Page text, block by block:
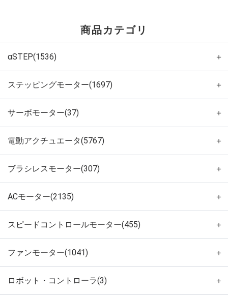
商品カテゴリ
αSTEP(1536) ＋
ステッピングモーター(1697) ＋
サーボモーター(37) ＋
電動アクチュエータ(5767) ＋
ブラシレスモーター(307) ＋
ACモーター(2135) ＋
スピードコントロールモーター(455) ＋
ファンモーター(1041) ＋
ロボット・コントローラ(3) ＋